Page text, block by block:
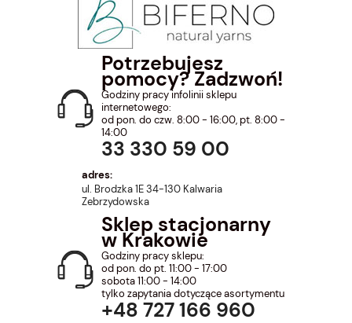
Potrzebujesz
pomocy? Zadzwoń!
Godziny pracy infolinii sklepu
internetowego:
od pon. do czw. 8:00 - 16:00, pt. 8:00 -
14:00
33 330 59 00
adres:
ul. Brodzka 1E 34-130 Kalwaria
Zebrzydowska
Sklep stacjonarny
w Krakowie
Godziny pracy sklepu:
od pon. do pt. 11:00 - 17:00
sobota 11:00 - 14:00
tylko zapytania dotyczące asortymentu
+48 727 166 960